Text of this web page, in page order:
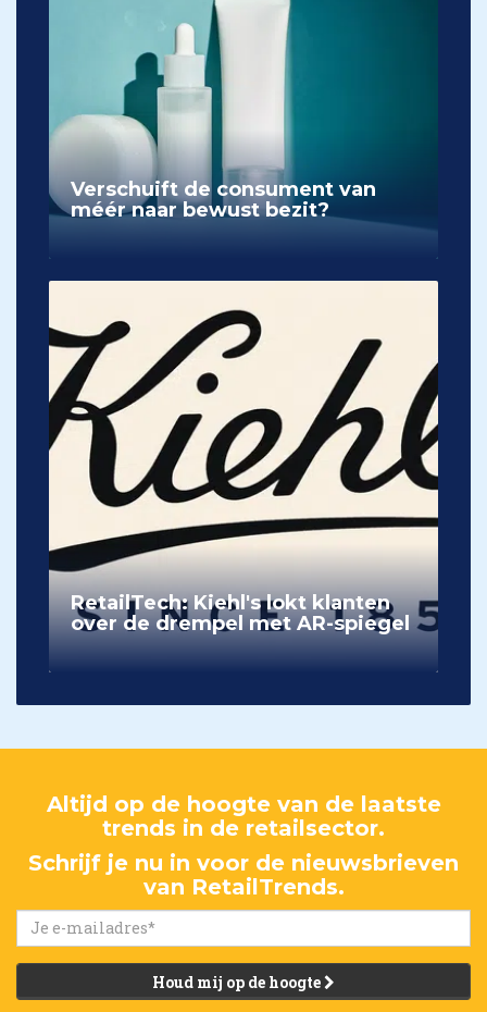
Verschuift de consument van
méér naar bewust bezit?
RetailTech: Kiehl's lokt klanten
over de drempel met AR-spiegel
Altijd op de hoogte van de laatste
trends in de retailsector.
Schrijf je nu in voor de nieuwsbrieven
van RetailTrends.
Houd mij op de hoogte